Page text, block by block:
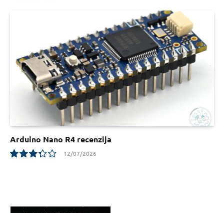
Arduino Nano R4 recenzija
12/07/2026